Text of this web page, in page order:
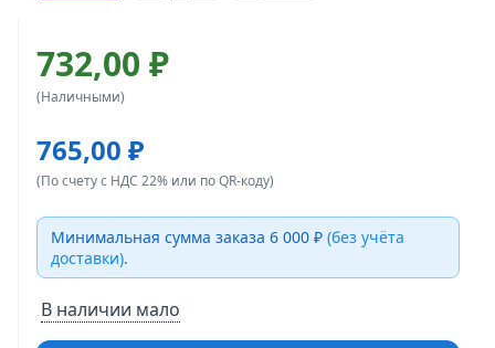
732,00 ₽
(Наличными)
765,00 ₽
(По счету с НДС 22% или по QR-коду)
Минимальная сумма заказа 6 000 ₽ (без учёта
доставки).
В наличии мало